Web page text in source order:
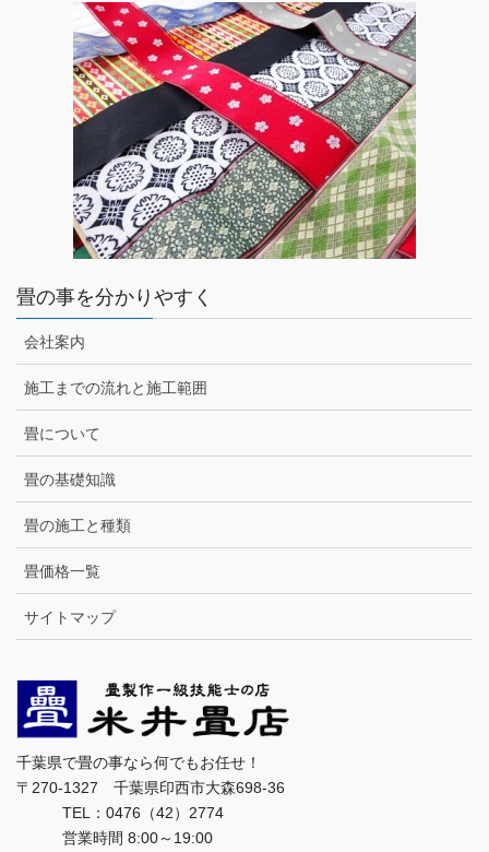
畳の事を分かりやすく
会社案内
施工までの流れと施工範囲
畳について
畳の基礎知識
畳の施工と種類
畳価格一覧
サイトマップ
千葉県で畳の事なら何でもお任せ！
〒270-1327 千葉県印西市大森698-36
TEL：0476（42）2774
営業時間 8:00～19:00